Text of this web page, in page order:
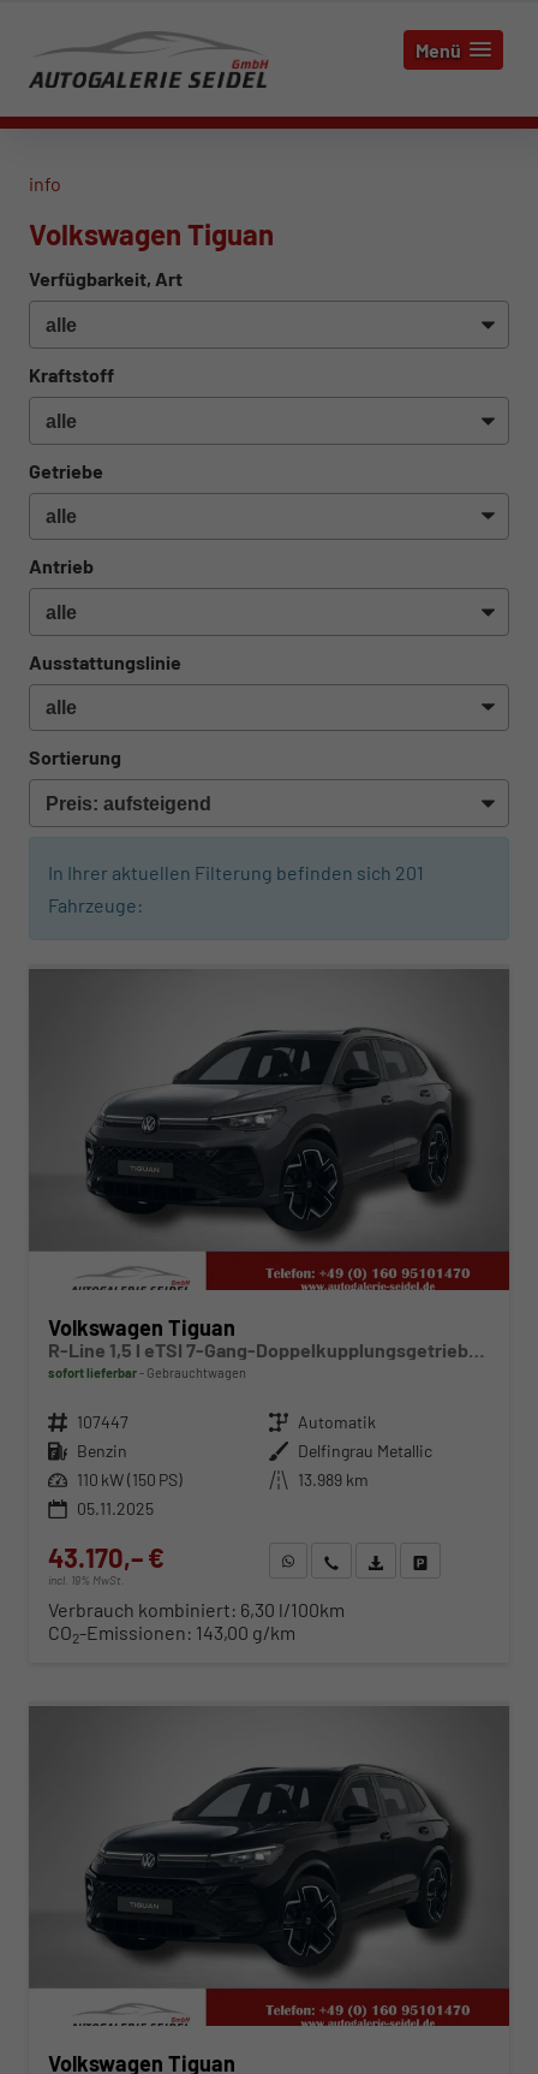
Menü
info
Volkswagen Tiguan
Verfügbarkeit, Art
Kraftstoff
Getriebe
Antrieb
Ausstattungslinie
Sortierung
In Ihrer aktuellen Filterung befinden sich 201
Fahrzeuge:
ab 438,– € mtl.
Volkswagen Tiguan
sofort lieferbar Gebrauchtwagen
Fahrzeugnr. 107447 Getriebe Automatik
Kraftstoff Benzin Außenfarbe Delfingrau Metallic
Leistung 110 kW (150 PS) Kilometerstand 13.989 km
05.11.2025
43.170,– €
incl. 19% MwSt.
WhatsApp anfragen
Wir rufen Sie anFahrzeugexposé (PDF)
Verbrauch kombiniert: 6,30 l/100km
CO2-Emissionen: 143,00 g/km
Volkswagen Tiguan